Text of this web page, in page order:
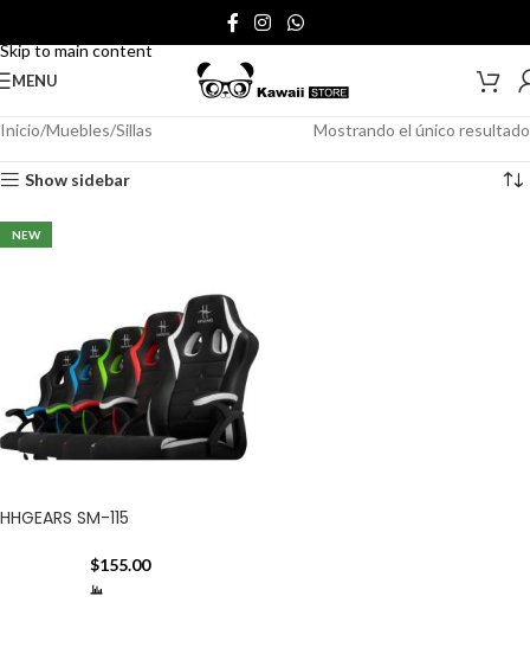
Skip to main content
MENU
Inicio Muebles Sillas Mostrando el único resultado
Show sidebar
NEW
HHGEARS SM-115
$155.00